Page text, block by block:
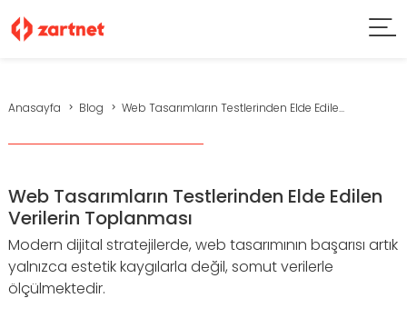
Anasayfa Blog Web Tasarımların Testlerinden Elde Edile...
Web Tasarımların Testlerinden Elde Edilen
Verilerin Toplanması
Modern dijital stratejilerde, web tasarımının başarısı artık
yalnızca estetik kaygılarla değil, somut verilerle
ölçülmektedir.